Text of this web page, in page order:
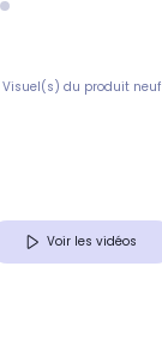
Visuel(s) du produit neuf
Voir les vidéos